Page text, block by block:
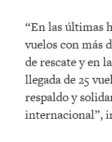
“En las últimas
vuelos con más
de rescate y en
llegada de 25
respaldo y
internacional”,